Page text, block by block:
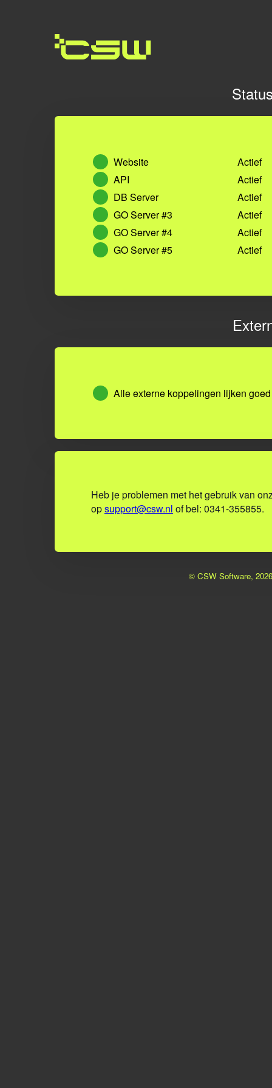
Website
Actief
API
Actief
DB Server
Actief
GO Server #3
Actief
GO Server #4
Actief
GO Server #5
Actief
Alle externe koppelingen lijken
Heb je problemen met het gebruik van
opsupport@csw.nl of bel: 0341-355855.
© CSW Software,